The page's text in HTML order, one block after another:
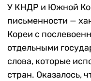
У КНДР и Южной
письменности —
Кореи с
отдельными
слова, которые
стран. Оказалось,